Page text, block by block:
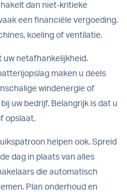
dan niet-kritieke
een financiële vergoeding.
koeling of ventilatie.
uw netafhankelijkheid.
maken u deels
windenergie of
uw bedrijf. Belangrijk is dat u
opslaat.
helpen ook. Spreid
dag in plaats van alles
die automatisch
Plan onderhoud en